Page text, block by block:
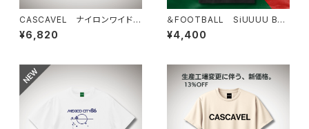
CASCAVEL ナイロンワイドシ
ョーツ ブラック
¥6,820
＆FOOTBALL SiUUUU BO
X TEE ブラック
¥4,400